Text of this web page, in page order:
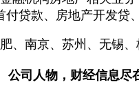
贷款、房地产开发贷
南京、苏州、无锡、
公司人物，财经信息尽